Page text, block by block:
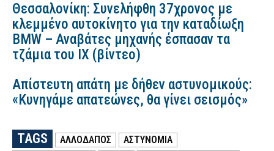
Θεσσαλονίκη: Συνελήφθη 37χρονος με
κλεμμένο αυτοκίνητο για την καταδίωξη
BMW – Αναβάτες μηχανής έσπασαν τα
τζάμια του ΙΧ (βίντεο)
Απίστευτη απάτη με δήθεν αστυνομικούς:
«Κυνηγάμε απατεώνες, θα γίνει σεισμός»
TAGS ΑΛΛΟΔΑΠΟΣ
ΑΣΤΥΝΟΜΙΑ